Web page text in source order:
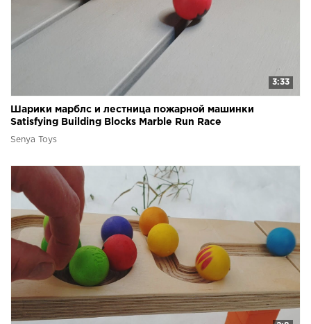
3:33
Шарики марблс и лестница пожарной машинки
Satisfying Building Blocks Marble Run Race
Senya Toys